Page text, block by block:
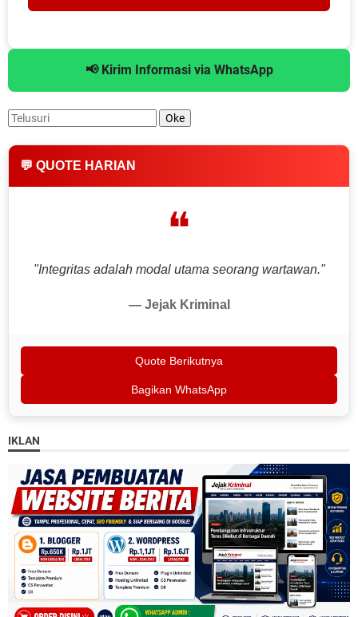
📢 Kirim Informasi via WhatsApp
💬 QUOTE HARIAN
❝
"Integritas adalah modal utama seorang wartawan."
— Jejak Kriminal
Quote Berikutnya
Bagikan WhatsApp
IKLAN